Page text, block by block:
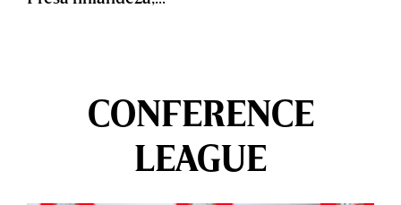
CONFERENCE
LEAGUE